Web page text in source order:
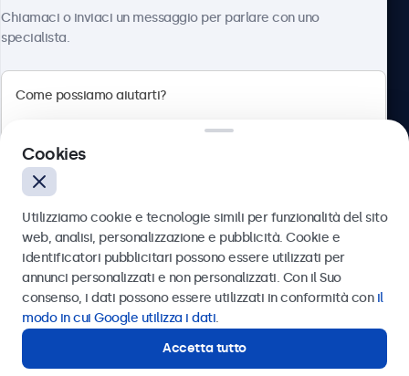
Italiano
Chiamaci o inviaci un messaggio per parlare con uno
specialista.
Inviare
Oppure chiamaci al
Contatta i nostri esperti
Cookies
Utilizziamo cookie e tecnologie simili per funzionalità del sito
web, analisi, personalizzazione e pubblicità. Cookie e
identificatori pubblicitari possono essere utilizzati per
annunci personalizzati e non personalizzati. Con il Suo
consenso, i dati possono essere utilizzati in conformità con il
modo in cui Google utilizza i dati.
Accetta tutto